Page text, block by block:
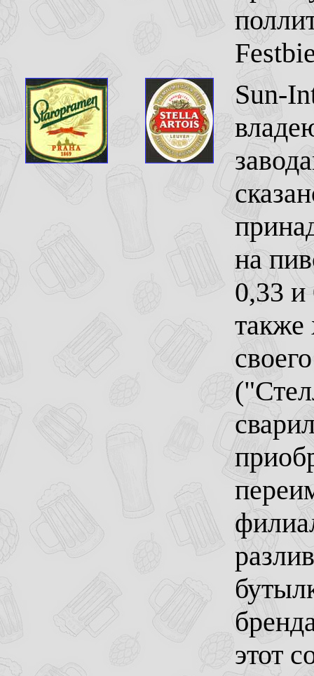
Sun-
на
0,33 и
также
этот